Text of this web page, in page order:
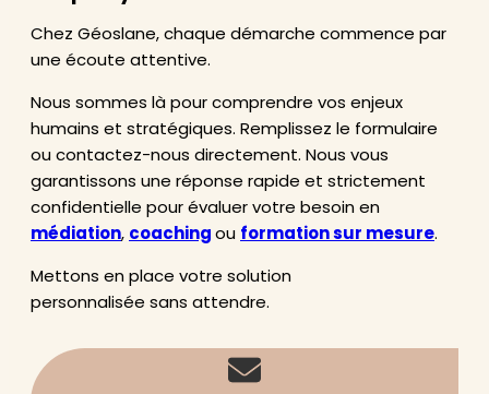
Chez Géoslane, chaque démarche commence par
une écoute attentive.
Nous sommes là pour comprendre vos enjeux
humains et stratégiques. Remplissez le formulaire
ou contactez-nous directement. Nous vous
garantissons une réponse rapide et strictement
confidentielle pour évaluer votre besoin en
médiation, coachingou formation sur mesure.
Mettons en place votre solution
personnalisée sans attendre.